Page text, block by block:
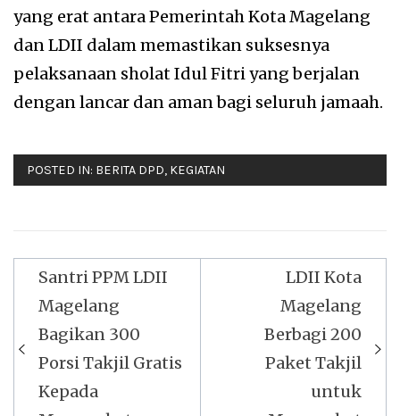
yang erat antara Pemerintah Kota Magelang
dan LDII dalam memastikan suksesnya
pelaksanaan sholat Idul Fitri yang berjalan
dengan lancar dan aman bagi seluruh jamaah.
POSTED IN: BERITA DPD, KEGIATAN
Navigasi
pos
Santri PPM LDII
Magelang
Bagikan 300
Porsi Takjil Gratis
Kepada
LDII Kota
Magelang
Berbagi 200
Paket Takjil
untuk